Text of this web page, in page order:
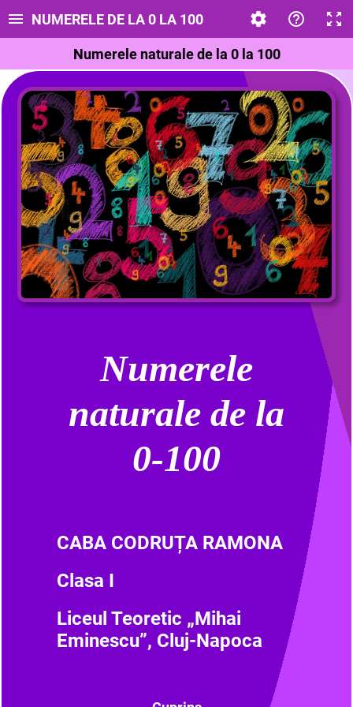
NUMERELE DE LA 0 LA 100
Numerele naturale de la 0 la 100
Numerele
naturale de la
0-100
CABA CODRUȚA RAMONA
Clasa I
Liceul Teoretic „Mihai
Eminescu”, Cluj-Napoca